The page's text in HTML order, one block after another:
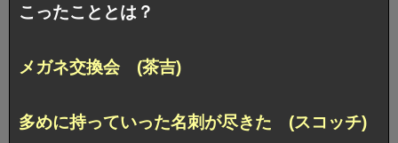
こったこととは？
メガネ交換会 (茶吉)
多めに持っていった名刺が尽きた (スコッチ)